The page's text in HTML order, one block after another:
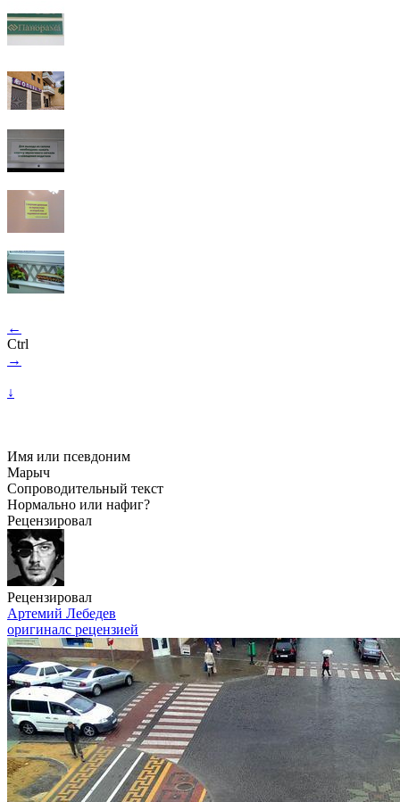
←
Ctrl
→
↓
Имя или псевдоним
Марыч
Сопроводительный текст
Нормально или нафиг?
Рецензировал
Рецензировал
Артемий Лебедев
оригиналс рецензией